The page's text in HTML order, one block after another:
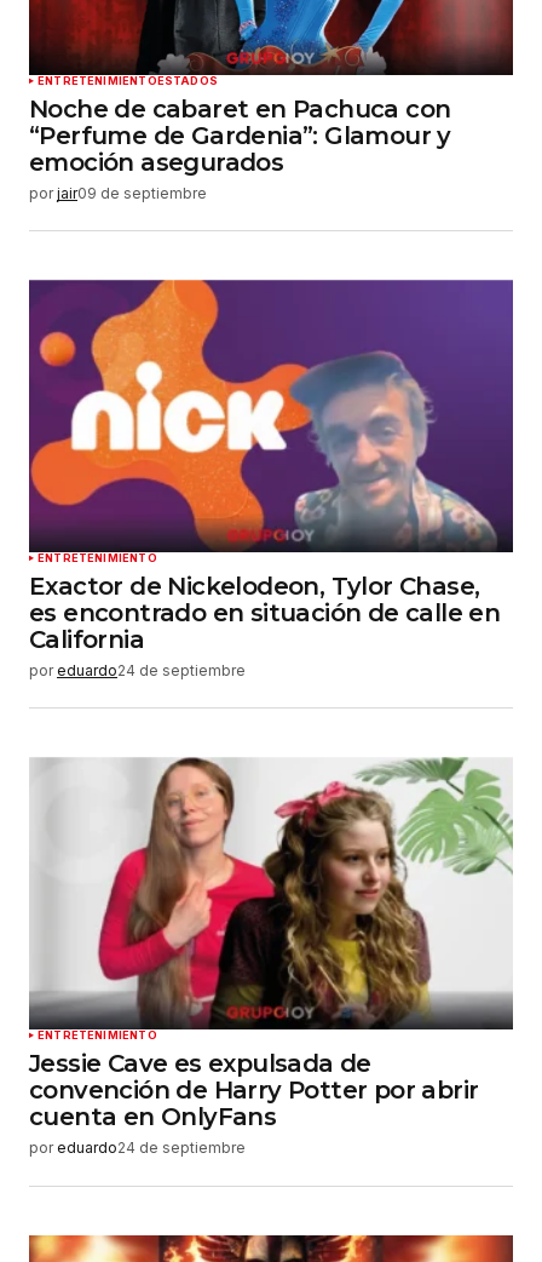
ENTRETENIMIENTOESTADOS
Noche de cabaret en Pachuca con
“Perfume de Gardenia”: Glamour y
emoción asegurados
por jair09 de septiembre
ENTRETENIMIENTO
Exactor de Nickelodeon, Tylor Chase,
es encontrado en situación de calle en
California
por eduardo24 de septiembre
ENTRETENIMIENTO
Jessie Cave es expulsada de
convención de Harry Potter por abrir
cuenta en OnlyFans
por eduardo24 de septiembre